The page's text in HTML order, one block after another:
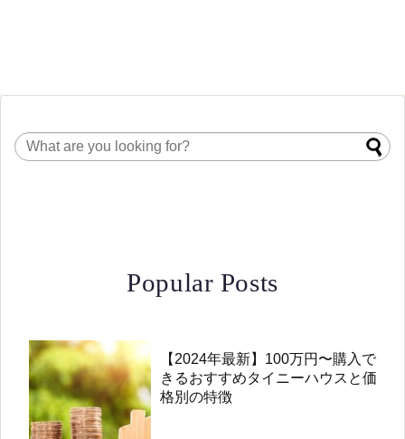
Popular Posts
【2024年最新】100万円〜購入で
きるおすすめタイニーハウスと価
格別の特徴